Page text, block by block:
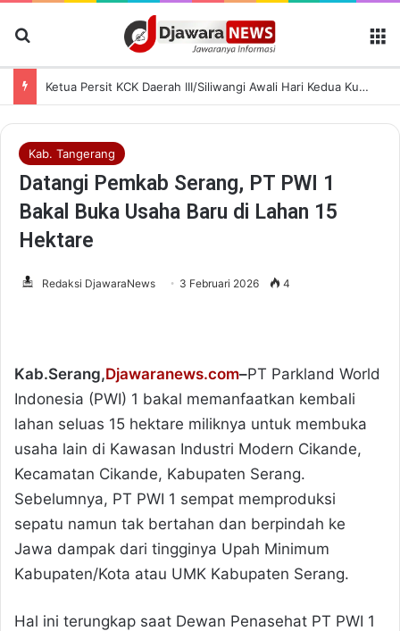
Ketua Persit KCK Daerah III/Siliwangi Awali Hari Kedua Kunjungan Kerja di TK Kartika XIX-39
Kab. Tangerang
Datangi Pemkab Serang, PT PWI 1
Bakal Buka Usaha Baru di Lahan 15
Hektare
Redaksi DjawaraNews 3 Februari 2026 4
Kab.Serang,Djawaranews.com–PT Parkland World
Indonesia (PWI) 1 bakal memanfaatkan kembali
lahan seluas 15 hektare miliknya untuk membuka
usaha lain di Kawasan Industri Modern Cikande,
Kecamatan Cikande, Kabupaten Serang.
Sebelumnya, PT PWI 1 sempat memproduksi
sepatu namun tak bertahan dan berpindah ke
Jawa dampak dari tingginya Upah Minimum
Kabupaten/Kota atau UMK Kabupaten Serang.
Hal ini terungkap saat Dewan Penasehat PT PWI 1